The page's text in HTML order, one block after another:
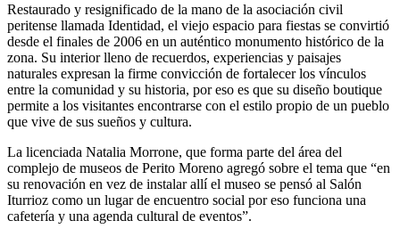
Restaurado y resignificado de la mano de la asociación civil
peritense llamada Identidad, el viejo espacio para fiestas se convirtió
desde el finales de 2006 en un auténtico monumento histórico de la
zona. Su interior lleno de recuerdos, experiencias y paisajes
naturales expresan la firme convicción de fortalecer los vínculos
entre la comunidad y su historia, por eso es que su diseño boutique
permite a los visitantes encontrarse con el estilo propio de un pueblo
que vive de sus sueños y cultura.
La licenciada Natalia Morrone, que forma parte del área del
complejo de museos de Perito Moreno agregó sobre el tema que “en
su renovación en vez de instalar allí el museo se pensó al Salón
Iturrioz como un lugar de encuentro social por eso funciona una
cafetería y una agenda cultural de eventos”.